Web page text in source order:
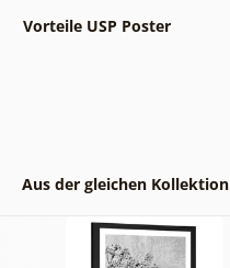
Vorteile USP Poster
Aus der gleichen Kollektion